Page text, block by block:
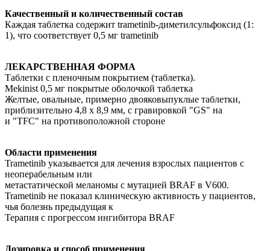
Качественный и количественный состав
Каждая таблетка содержит trametinib-диметилсульфоксид (1:
1), что соответствует 0,5 мг trametinib
ЛЕКАРСТВЕННАЯ ФОРМА
Таблетки с пленочным покрытием (таблетка).
Mekinist 0,5 мг покрытые оболочкой таблетка
Желтые, овальные, примерно двояковыпуклые таблетки,
приблизительно 4,8 х 8,9 мм, с гравировкой "GS" на
и "TFC" на противоположной стороне
Области применения
Trametinib указывается для лечения взрослых пациентов с
неоперабельным или
метастатической меланомы с мутацией BRAF в V600.
Trametinib не показал клиническую активность у пациентов,
чья болезнь предыдущая к
Терапия с прогрессом ингибитора BRAF
Дозировка и способ применения